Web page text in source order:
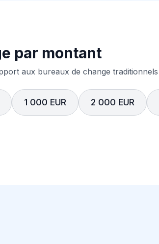
par montant
aux bureaux de change traditionnels
1 000 EUR 2 000 EUR